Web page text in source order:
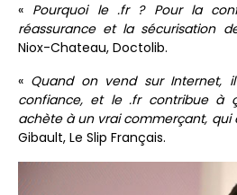
« Pourquoi le .fr ? Pour la
réassurance et la sécurisation
Niox-Chateau, Doctolib.
« Quand on vend sur Internet,
confiance, et le .fr contribue à
achète à un vrai commerçant, qui
Gibault, Le Slip Français.